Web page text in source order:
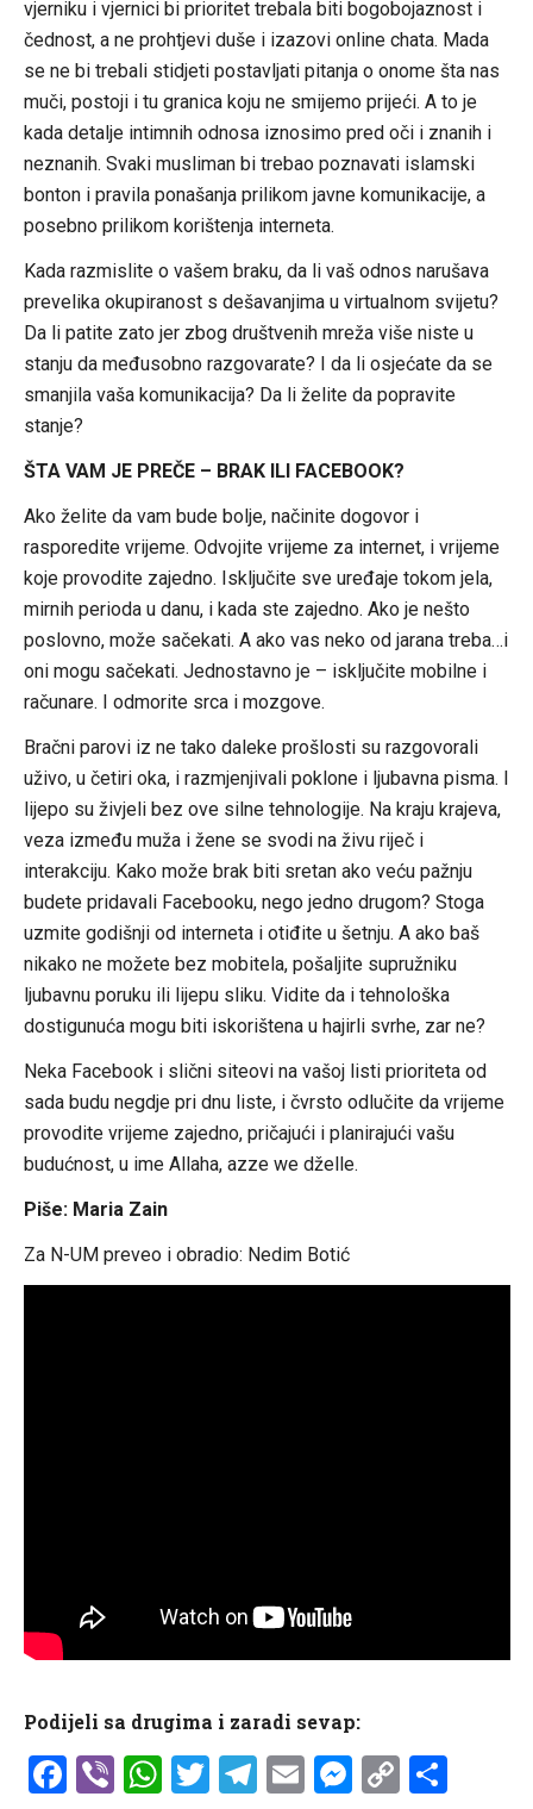
vjerniku i vjernici bi prioritet trebala biti bogobojaznost i
čednost, a ne prohtjevi duše i izazovi online chata. Mada
se ne bi trebali stidjeti postavljati pitanja o onome šta nas
muči, postoji i tu granica koju ne smijemo prijeći. A to je
kada detalje intimnih odnosa iznosimo pred oči i znanih i
neznanih. Svaki musliman bi trebao poznavati islamski
bonton i pravila ponašanja prilikom javne komunikacije, a
posebno prilikom korištenja interneta.
Kada razmislite o vašem braku, da li vaš odnos narušava
prevelika okupiranost s dešavanjima u virtualnom svijetu?
Da li patite zato jer zbog društvenih mreža više niste u
stanju da međusobno razgovarate? I da li osjećate da se
smanjila vaša komunikacija? Da li želite da popravite
stanje?
ŠTA VAM JE PREČE – BRAK ILI FACEBOOK?
Ako želite da vam bude bolje, načinite dogovor i
rasporedite vrijeme. Odvojite vrijeme za internet, i vrijeme
koje provodite zajedno. Isključite sve uređaje tokom jela,
mirnih perioda u danu, i kada ste zajedno. Ako je nešto
poslovno, može sačekati. A ako vas neko od jarana treba…i
oni mogu sačekati. Jednostavno je – isključite mobilne i
računare. I odmorite srca i mozgove.
Bračni parovi iz ne tako daleke prošlosti su razgovorali
uživo, u četiri oka, i razmjenjivali poklone i ljubavna pisma. I
lijepo su živjeli bez ove silne tehnologije. Na kraju krajeva,
veza između muža i žene se svodi na živu riječ i
interakciju. Kako može brak biti sretan ako veću pažnju
budete pridavali Facebooku, nego jedno drugom? Stoga
uzmite godišnji od interneta i otiđite u šetnju. A ako baš
nikako ne možete bez mobitela, pošaljite supružniku
ljubavnu poruku ili lijepu sliku. Vidite da i tehnološka
dostigunuća mogu biti iskorištena u hajirli svrhe, zar ne?
Neka Facebook i slični siteovi na vašoj listi prioriteta od
sada budu negdje pri dnu liste, i čvrsto odlučite da vrijeme
provodite vrijeme zajedno, pričajući i planirajući vašu
budućnost, u ime Allaha, azze we dželle.
Piše: Maria Zain
Za N-UM preveo i obradio: Nedim Botić
Podijeli sa drugima i zaradi sevap:
Facebook
ViberWhatsApp
Twitter
Telegram
EmailCopy